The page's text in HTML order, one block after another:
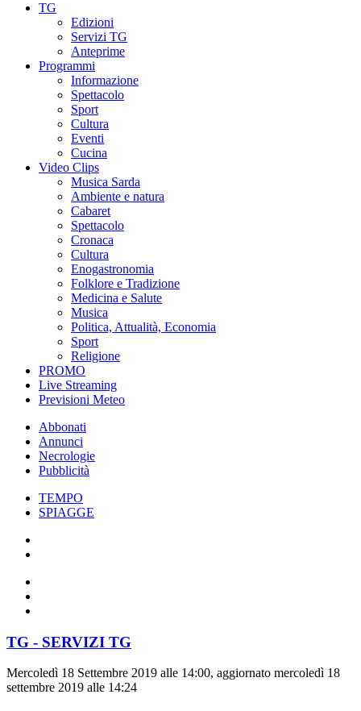
TG
Edizioni
Servizi TG
Anteprime
Programmi
Informazione
Spettacolo
Sport
Cultura
Eventi
Cucina
Video Clips
Musica Sarda
Ambiente e natura
Cabaret
Spettacolo
Cronaca
Cultura
Enogastronomia
Folklore e Tradizione
Medicina e Salute
Musica
Politica, Attualità, Economia
Sport
Religione
PROMO
Live Streaming
Previsioni Meteo
Abbonati
Annunci
Necrologie
Pubblicità
TEMPO
SPIAGGE
TG - SERVIZI TG
Mercoledì 18 Settembre 2019 alle 14:00, aggiornato mercoledì 18
settembre 2019 alle 14:24